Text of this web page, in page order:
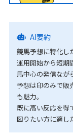
AI要約
競馬予想に特化し
運用開始から短期
馬中心の発信なが
予想は印のみで販
も魅力。
既に高い反応を得
図りたい方に適し